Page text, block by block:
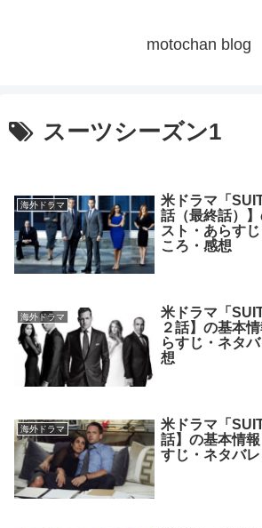
motochan blog
スーツシーズン1
海外ドラマ
米ドラマ「
話（最終話）
スト・あらす
ころ・感想
海外ドラマ
米ドラマ「
２話】の基本
らすじ・ネタ
想
海外ドラマ
米ドラマ「
話】の基本情
すじ・ネタバ